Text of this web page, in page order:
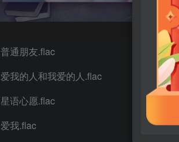
普通朋友.flac
爱我的人和我爱的人.flac
星语心愿.flac
爱我.flac